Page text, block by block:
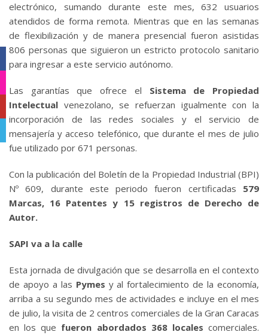
electrónico, sumando durante este mes, 632 usuarios
atendidos de forma remota. Mientras que en las semanas
de flexibilización y de manera presencial fueron asistidas
806 personas que siguieron un estricto protocolo sanitario
para ingresar a este servicio autónomo.
Las garantías que ofrece el Sistema de Propiedad
Intelectual venezolano, se refuerzan igualmente con la
incorporación de las redes sociales y el servicio de
mensajería y acceso telefónico, que durante el mes de julio
fue utilizado por 671 personas.
Con la publicación del Boletín de la Propiedad Industrial (BPI)
Nº 609, durante este periodo fueron certificadas 579
Marcas, 16 Patentes y 15 registros de Derecho de
Autor.
SAPI va a la calle
Esta jornada de divulgación que se desarrolla en el contexto
de apoyo a las Pymes y al fortalecimiento de la economía,
arriba a su segundo mes de actividades e incluye en el mes
de julio, la visita de 2 centros comerciales de la Gran Caracas
en los que fueron abordados 368 locales comerciales.
Facebook
YouTube
Telegram